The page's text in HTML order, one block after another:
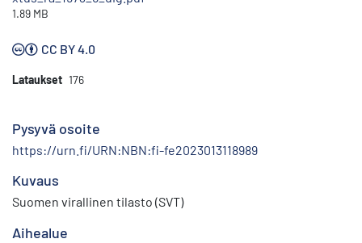
1.89 MB
CC BY 4.0
Lataukset 176
Pysyvä osoite
https://urn.fi/URN:NBN:fi-fe2023013118989
Kuvaus
Suomen virallinen tilasto (SVT)
Aihealue